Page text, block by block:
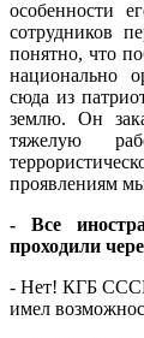
особенности
сотрудников
понятно, что
национально
сюда из
землю. Он
тяжелую
проявлениям
- Все
проходили
- Нет! КГБ СССР
имел